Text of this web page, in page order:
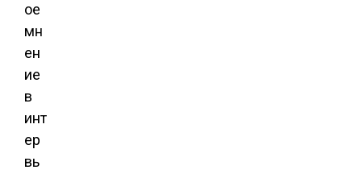
ое
мн
ен
ие
в
инт
ер
вь